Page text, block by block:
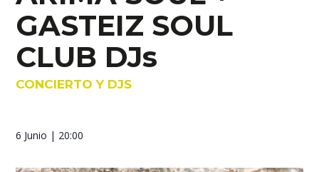
GASTEIZ SOUL
CLUB DJs
CONCIERTO Y DJS
6 Junio | 20:00